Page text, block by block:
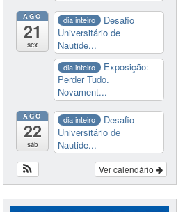
AGO
21
sex
dia inteiro
Desafio
Universitário de
Nautide...
dia inteiro
Exposição:
Perder Tudo.
Novament...
AGO
22
sáb
dia inteiro
Desafio
Universitário de
Nautide...
Ver calendário